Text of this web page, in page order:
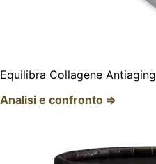
Equilibra Collagene Antiaging
Analisi e confronto ⇒